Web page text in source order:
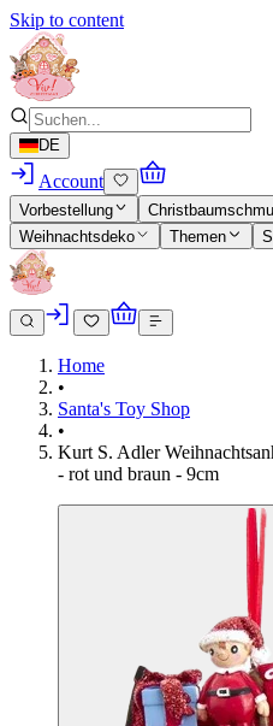
Skip to content
DE
Account
Vorbestellung
Weihnachtsdeko
Themen
Home
•
Santa's Toy Shop
•
Kurt S. Adler
- rot und braun - 9cm